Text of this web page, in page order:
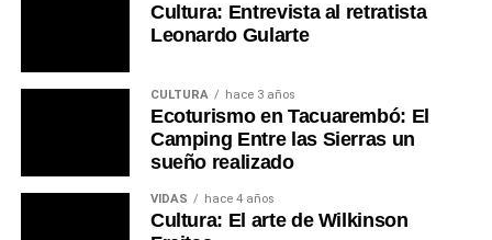
Cultura: Entrevista al retratista
Leonardo Gularte
CULTURA hace 3 años
Ecoturismo en Tacuarembó: El
Camping Entre las Sierras un
sueño realizado
VIDAS hace 4 años
Cultura: El arte de Wilkinson